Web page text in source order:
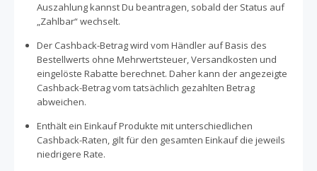
Auszahlung kannst Du beantragen, sobald der Status auf
„Zahlbar“ wechselt.
Der Cashback-Betrag wird vom Händler auf Basis des
Bestellwerts ohne Mehrwertsteuer, Versandkosten und
eingelöste Rabatte berechnet. Daher kann der angezeigte
Cashback-Betrag vom tatsächlich gezahlten Betrag
abweichen.
Enthält ein Einkauf Produkte mit unterschiedlichen
Cashback-Raten, gilt für den gesamten Einkauf die jeweils
niedrigere Rate.